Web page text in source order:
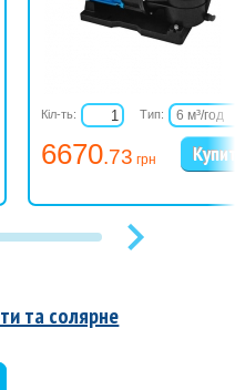
6670.73 грн
Кіл-ть: Тип:
6 м³/год
9,5 м³/год
10 м³/год
12 м³/год
та солярне